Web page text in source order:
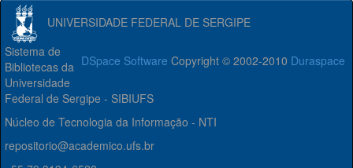
UNIVERSIDADE FEDERAL DE SERGIPE
DSpace Software Copyright © 2002-2010 Duraspace
Sistema de
Bibliotecas da
Universidade
Federal de Sergipe - SIBIUFS
Núcleo de Tecnologia da Informação - NTI
repositorio@academico.ufs.br